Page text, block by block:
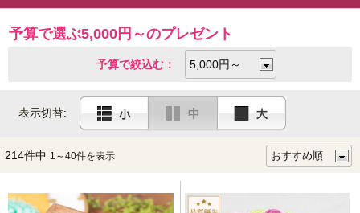
予算で選ぶ5,000円～のプレゼント
予算で絞込む：
表示切替:
214件中 1～40件を表示